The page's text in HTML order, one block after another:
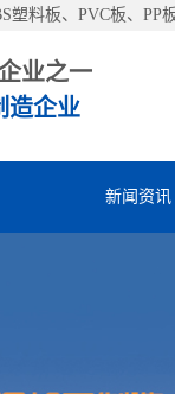
料板、PVC板、
业之一
造企业
新闻资讯